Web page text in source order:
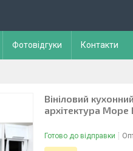
Фотовідгуки Контакти
Вініловий
архітектура
Готово до відправки